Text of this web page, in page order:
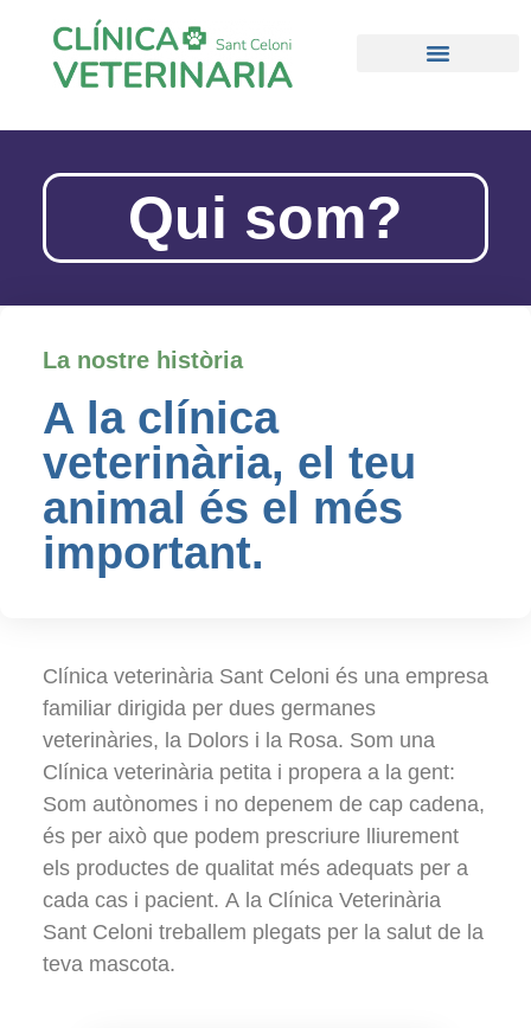
Qui som?
La nostre història
A la clínica
veterinària, el teu
animal és el més
important.
Clínica veterinària Sant Celoni és una empresa
familiar dirigida per dues germanes
veterinàries, la Dolors i la Rosa. Som una
Clínica veterinària petita i propera a la gent:
Som autònomes i no depenem de cap cadena,
és per això que podem prescriure lliurement
els productes de qualitat més adequats per a
cada cas i pacient. A la Clínica Veterinària
Sant Celoni treballem plegats per la salut de la
teva mascota.